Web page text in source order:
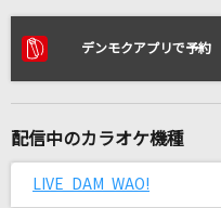
リアルタイム
[生音]シルエット
デンモクアプリで予約
配信中のカラオケ機種
LIVE DAM WAO!